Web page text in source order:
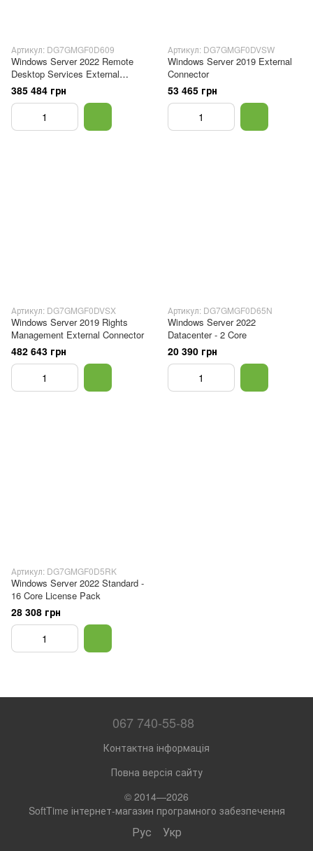
Артикул: DG7GMGF0D609
Windows Server 2022 Remote
Desktop Services External
Connector
385 484 грн
Артикул: DG7GMGF0DVSW
Windows Server 2019 External
Connector
53 465 грн
Артикул: DG7GMGF0DVSX
Windows Server 2019 Rights
Management External Connector
482 643 грн
Артикул: DG7GMGF0D65N
Windows Server 2022
Datacenter - 2 Core
20 390 грн
Артикул: DG7GMGF0D5RK
Windows Server 2022 Standard -
16 Core License Pack
28 308 грн
067 740-55-88
Контактна інформація
Повна версія сайту
© 2014—2026
SoftTime інтернет-магазин програмного забезпечення
Рус Укр